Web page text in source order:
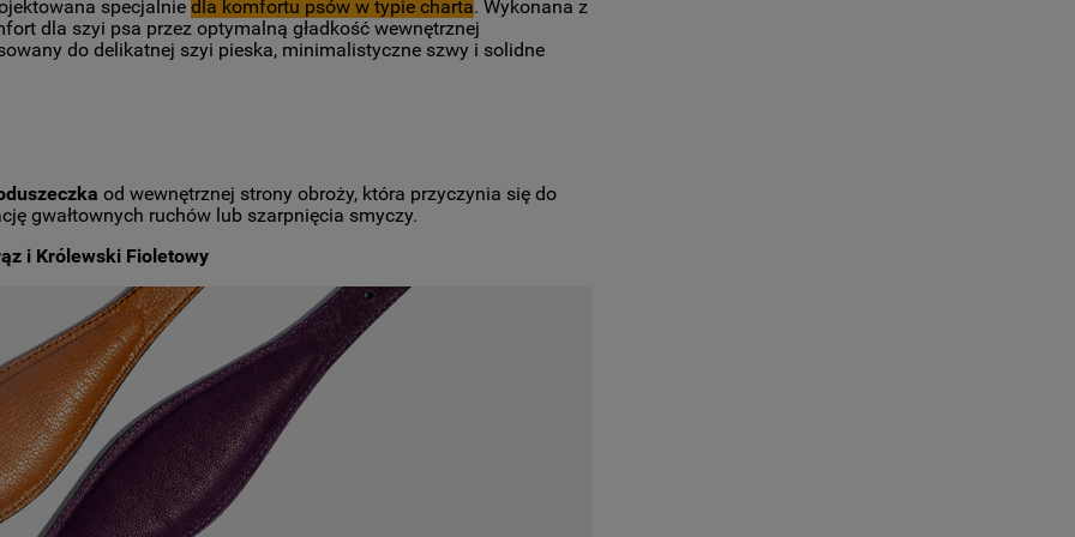
specjalnie dla komfortu psów w typie charta. Wykonana z
dla szyi psa przez optymalną gładkość wewnętrznej
do delikatnej szyi pieska, minimalistyczne szwy i solidne
od wewnętrznej strony obroży, która przyczynia się do
gwałtownych ruchów lub szarpnięcia smyczy.
i Królewski Fioletowy